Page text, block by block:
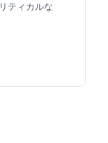
ティカルな